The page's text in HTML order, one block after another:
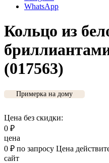
WhatsApp
Кольцо из
(017563)
Примерка на дому
Цена без скидки:
0 ₽
цена
0 ₽ по запросу Цена
сайт